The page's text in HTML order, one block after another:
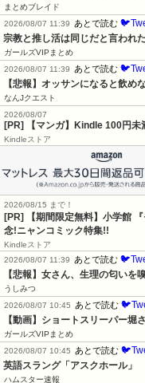
まとめブレイド
2026/08/07 11:39
あとで読む
宗教と推し活は同じだと言われた
ガールズVIPまとめ
2026/08/07 11:39
あとで読む
【悲報】オッサンになると飲め
なんJクエスト
2026/08/07
[PR] 【マンガ】Kindle 100円未
Kindleストア
2026/08/15 まで！
[PR] 【期間限定無料】小学館
念!ニャンコミック特集!!
Kindleストア
2026/08/07 11:39
あとで読む
【悲報】女さん、生理の匂い
うしみつ
2026/08/07 10:45
あとで読む
【動画】ショートスリーパー堀
ガールズVIPまとめ
2026/08/07 10:45
あとで読む
英語スラング「アスクホール」
ハムスター速報